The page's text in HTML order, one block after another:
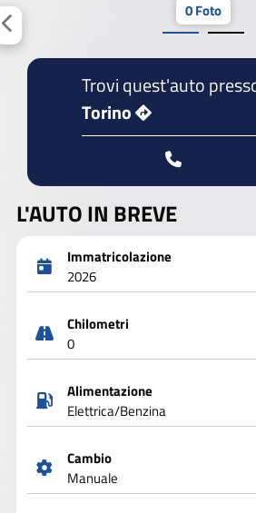
0 Foto
Trovi quest'auto
Torino
L'AUTO IN BREVE
Immatricolazione
2026
Chilometri
0
Alimentazione
Elettrica/Benzina
Cambio
Manuale